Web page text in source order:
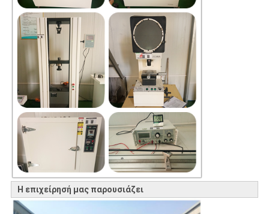
Η επιχείρησή μας παρουσιάζει